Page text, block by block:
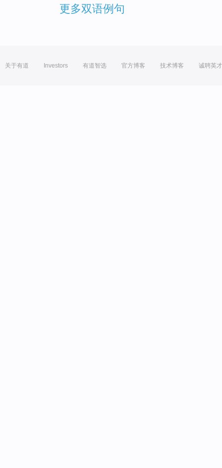
更多双语例句
关于有道 Investors 有道智选 官方博客 技术博客 诚聘英才